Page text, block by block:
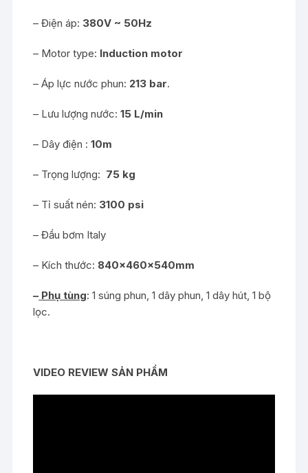
– Điện áp: 380V ~ 50Hz
– Motor type: Induction motor
– Áp lực nước phun: 213 bar.
– Lưu lượng nước:15 L/min
– Dây điện :10m
– Trọng lượng: 75 kg
– Tỉ suất nén: 3100 psi
– Đầu bơm Italy
– Kích thước: 840x460x540mm
– Phụ tùng: 1 súng phun, 1 dây phun, 1 dây hút, 1 bộ
lọc.
VIDEO REVIEW SẢN PHẨM